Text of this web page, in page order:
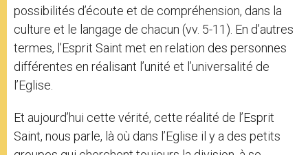
possibilités d’écoute et de compréhension, dans la
culture et le langage de chacun (vv. 5-11). En d’autres
termes, l’Esprit Saint met en relation des personnes
différentes en réalisant l’unité et l’universalité de
l’Eglise.
Et aujourd’hui cette vérité, cette réalité de l’Esprit
Saint, nous parle, là où dans l’Eglise il y a des petits